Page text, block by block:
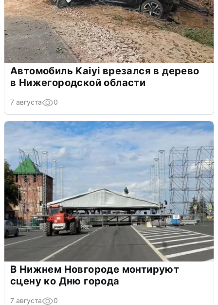
Автомобиль Kaiyi врезался в дерево
в Нижегородской области
7 августа 0
В Нижнем Новгороде монтируют
сцену ко Дню города
7 августа 0